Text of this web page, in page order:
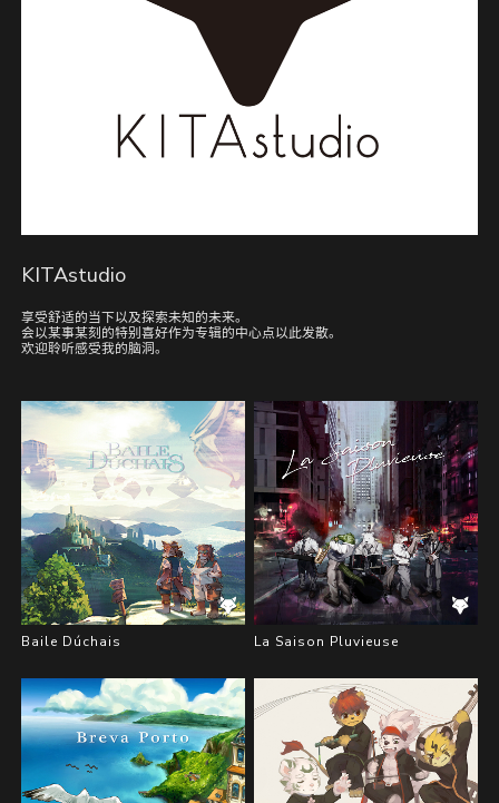
KITAstudio
享受舒适的当下以及探索未知的未来。
会以某事某刻的特别喜好作为专辑的中心点以此发散。
欢迎聆听感受我的脑洞。
Baile Dúchais La Saison Pluvieuse